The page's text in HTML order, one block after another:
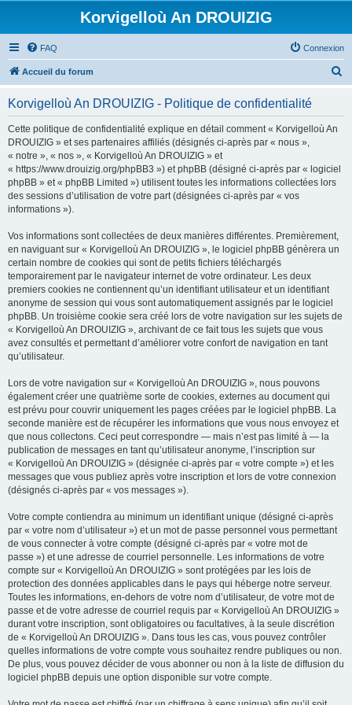
Korvigelloù An DROUIZIG
FAQ Connexion
Accueil du forum
Korvigelloù An DROUIZIG - Politique de confidentialité
Cette politique de confidentialité explique en détail comment « Korvigelloù An
DROUIZIG » et ses partenaires affiliés (désignés ci-après par « nous »,
« notre », « nos », « Korvigelloù An DROUIZIG » et
« https://www.drouizig.org/phpBB3 ») et phpBB (désigné ci-après par « logiciel
phpBB » et « phpBB Limited ») utilisent toutes les informations collectées lors
des sessions d’utilisation de votre part (désignées ci-après par « vos
informations »).
Vos informations sont collectées de deux manières différentes. Premièrement,
en naviguant sur « Korvigelloù An DROUIZIG », le logiciel phpBB génèrera un
certain nombre de cookies qui sont de petits fichiers téléchargés
temporairement par le navigateur internet de votre ordinateur. Les deux
premiers cookies ne contiennent qu’un identifiant utilisateur et un identifiant
anonyme de session qui vous sont automatiquement assignés par le logiciel
phpBB. Un troisième cookie sera créé lors de votre navigation sur les sujets de
« Korvigelloù An DROUIZIG », archivant de ce fait tous les sujets que vous
avez consultés et permettant d’améliorer votre confort de navigation en tant
qu’utilisateur.
Lors de votre navigation sur « Korvigelloù An DROUIZIG », nous pouvons
également créer une quatrième sorte de cookies, externes au document qui
est prévu pour couvrir uniquement les pages créées par le logiciel phpBB. La
seconde manière est de récupérer les informations que vous nous envoyez et
que nous collectons. Ceci peut correspondre — mais n’est pas limité à — la
publication de messages en tant qu’utilisateur anonyme, l’inscription sur
« Korvigelloù An DROUIZIG » (désignée ci-après par « votre compte ») et les
messages que vous publiez après votre inscription et lors de votre connexion
(désignés ci-après par « vos messages »).
Votre compte contiendra au minimum un identifiant unique (désigné ci-après
par « votre nom d’utilisateur ») et un mot de passe personnel vous permettant
de vous connecter à votre compte (désigné ci-après par « votre mot de
passe ») et une adresse de courriel personnelle. Les informations de votre
compte sur « Korvigelloù An DROUIZIG » sont protégées par les lois de
protection des données applicables dans le pays qui héberge notre serveur.
Toutes les informations, en-dehors de votre nom d’utilisateur, de votre mot de
passe et de votre adresse de courriel requis par « Korvigelloù An DROUIZIG »
durant votre inscription, sont obligatoires ou facultatives, à la seule discrétion
de « Korvigelloù An DROUIZIG ». Dans tous les cas, vous pouvez contrôler
quelles informations de votre compte vous souhaitez rendre publiques ou non.
De plus, vous pouvez décider de vous abonner ou non à la liste de diffusion du
logiciel phpBB depuis une option disponible sur votre compte.